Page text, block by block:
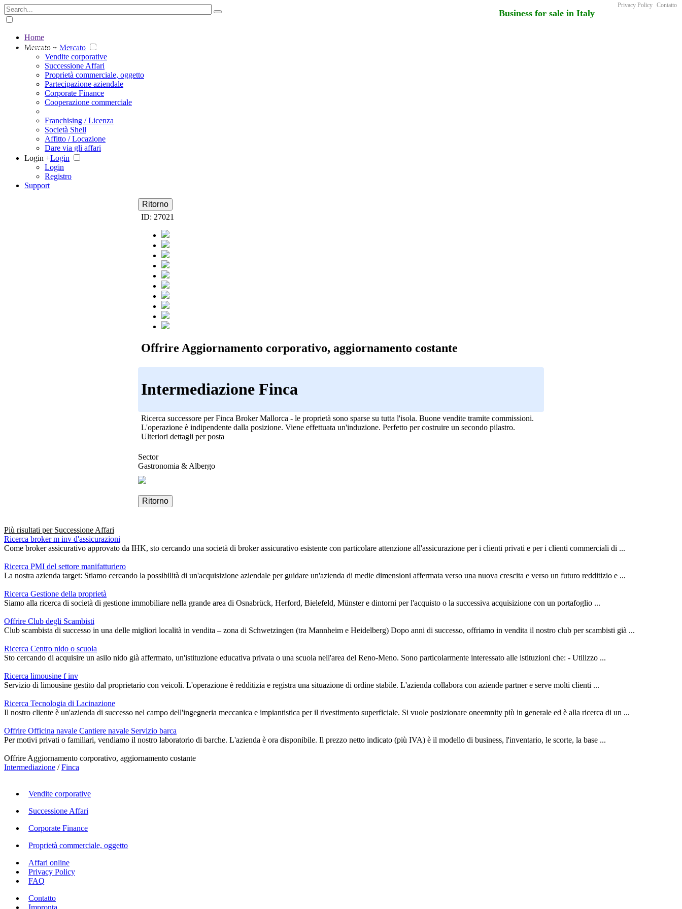
Business for sale in Italy
The big marketplace for business
Privacy Policy Contatto
Home
Mercato + Mercato
Vendite corporative
Successione Affari
Proprietà commerciale, oggetto
Partecipazione aziendale
Corporate Finance
Cooperazione commerciale
Franchising / Licenza
Società Shell
Affitto / Locazione
Dare via gli affari
Login +Login
Login
Registro
Support
Ritorno
ID: 27021
Offrire Aggiornamento corporativo, aggiornamento costante
Intermediazione Finca
Ricerca successore per Finca Broker Mallorca - le proprietà sono sparse su tutta l'isola. Buone vendite tramite commissioni.
L'operazione è indipendente dalla posizione. Viene effettuata un'induzione. Perfetto per costruire un secondo pilastro.
Ulteriori dettagli per posta
Sector
Gastronomia & Albergo
Ritorno
Più risultati per Successione Affari
Ricerca broker m inv d'assicurazioni
Come broker assicurativo approvato da IHK, sto cercando una società di broker assicurativo esistente con particolare attenzione all'assicurazione per i clienti privati e per i clienti commerciali di ...
Ricerca PMI del settore manifatturiero
La nostra azienda target: Stiamo cercando la possibilità di un'acquisizione aziendale per guidare un'azienda di medie dimensioni affermata verso una nuova crescita e verso un futuro redditizio e ...
Ricerca Gestione della proprietà
Siamo alla ricerca di società di gestione immobiliare nella grande area di Osnabrück, Herford, Bielefeld, Münster e dintorni per l'acquisto o la successiva acquisizione con un portafoglio ...
Offrire Club degli Scambisti
Club scambista di successo in una delle migliori località in vendita – zona di Schwetzingen (tra Mannheim e Heidelberg) Dopo anni di successo, offriamo in vendita il nostro club per scambisti già ...
Ricerca Centro nido o scuola
Sto cercando di acquisire un asilo nido già affermato, un'istituzione educativa privata o una scuola nell'area del Reno-Meno. Sono particolarmente interessato alle istituzioni che: - Utilizzo ...
Ricerca limousine f inv
Servizio di limousine gestito dal proprietario con veicoli. L'operazione è redditizia e registra una situazione di ordine stabile. L'azienda collabora con aziende partner e serve molti clienti ...
Ricerca Tecnologia di Lacinazione
Il nostro cliente è un'azienda di successo nel campo dell'ingegneria meccanica e impiantistica per il rivestimento superficiale. Si vuole posizionare oneemnity più in generale ed è alla ricerca di un ...
Offrire Officina navale Cantiere navale Servizio barca
Per motivi privati o familiari, vendiamo il nostro laboratorio di barche. L'azienda è ora disponibile. Il prezzo netto indicato (più IVA) è il modello di business, l'inventario, le scorte, la base ...
Offrire Aggiornamento corporativo, aggiornamento costante
Intermediazione /Finca
Vendite corporative
Successione Affari
Corporate Finance
Proprietà commerciale, oggetto
Affari online
Privacy Policy
FAQ
Contatto
Impronta